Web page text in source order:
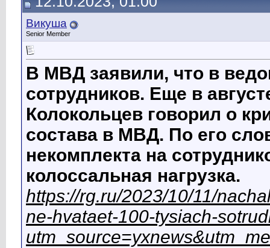
Викуша
Senior Member
В МВД заявили, что в
сотрудников. Еще в
Колокольцев говорил о
состава в МВД. По его
некомплекта на
колоссальная нагрузка.
https://rg.ru/2023/10/11/
ne-hvataet-100-tysiach-